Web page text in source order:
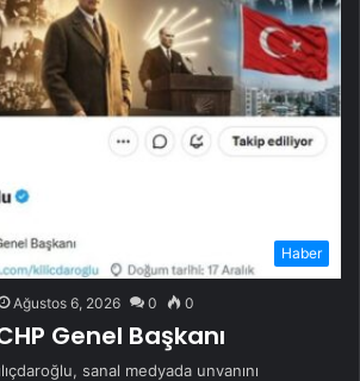
Haber
Ağustos 6, 2026 0 0
Genel Başkanı
sanal medyada unvanını